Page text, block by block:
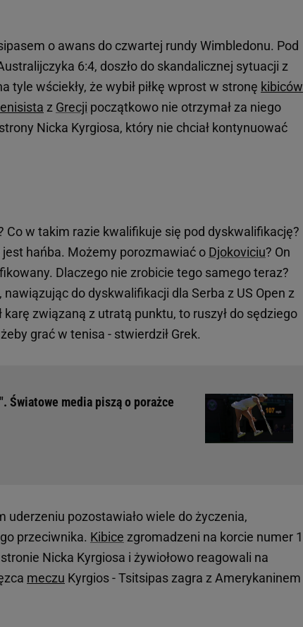
o awans do czwartej rundy Wimbledonu. Pod
6:4, doszło do skandalicznej sytuacji z
tyle wściekły, że wybił piłkę wprost w stronę kibiców
z Grecji początkowo nie otrzymał za niego
Nicka Kyrgiosa, który nie chciał kontynuować
Co w takim razie kwalifikuje się pod dyskwalifikację?
hańba. Możemy porozmawiać o Djokoviciu? On
Dlaczego nie zrobicie tego samego teraz?
, nawiązując do dyskwalifikacji dla Serba z US Open z
karę związaną z utratą punktu, to ruszył do sędziego
grać w tenisa - stwierdził Grek.
Światowe media piszą o porażce
pozostawiało wiele do życzenia,
przeciwnika. Kibice zgromadzeni na korcie numer 1
Nicka Kyrgiosa i żywiołowo reagowali na
meczu Kyrgios - Tsitsipas zagra z Amerykaninem